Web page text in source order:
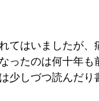
てはいましたが、
ったのは何十年
少しづつ読んだり